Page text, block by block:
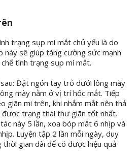
trạng sụp mí mắt chủ yếu là do
này sẽ giúp tăng cường sức mạnh
tình trạng sụp mí mắt.
Đặt ngón tay trỏ dưới lông mày
mày nằm ở vị trí hốc mắt. Tiếp
giãn mi trên, khi nhắm mắt nên thả
trạng thái thư giãn tốt nhất.
này 5 lần, xoa bóp mắt 6 nhịp và
Luyện tập 2 lần mỗi ngày, duy
gian dài để có được hiệu quả